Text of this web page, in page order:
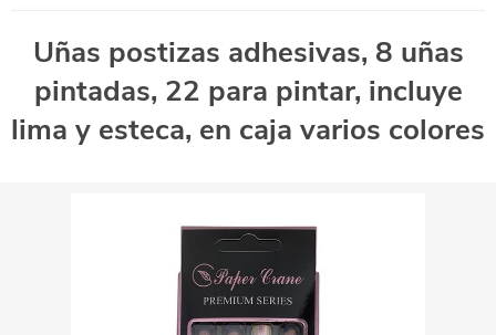
Uñas postizas adhesivas, 8 uñas
pintadas, 22 para pintar, incluye
lima y esteca, en caja varios colores